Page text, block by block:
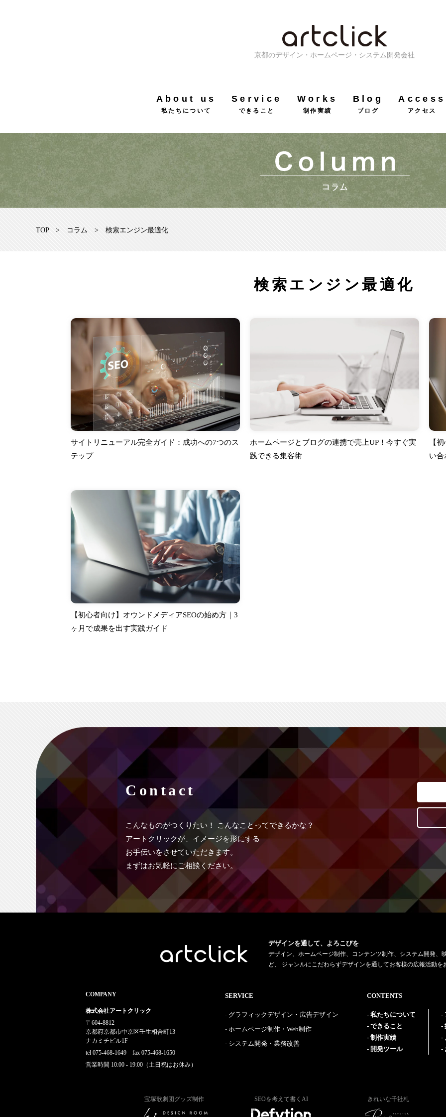
京都のデザイン・ホームページ・システム開発会社
About us
私たちについて
Service
できること
Works
制作実績
Blog
ブログ
Access
アクセス
TOP > コラム > 検索エンジン最適化
検索エンジン最適化
サイトリニューアル完全ガイド：成功への7つのス
テップ
ホームページとブログの連携で売上UP！今すぐ実
践できる集客術
【
い合
【初心者向け】オウンドメディアSEOの始め方｜3
ヶ月で成果を出す実践ガイド
Contact
こんなものがつくりたい！
こんなことってできるかな？
アートクリックが、イメージを形にする
お手伝いをさせていただきます。
まずはお気軽にご相談ください。
デザインを通して、よろこびを
デザイン、ホームページ制作、コンテンツ制作、システム開発、
ど、 ジャンルにこだわらずデザインを通してお客様の広報活動を
COMPANY
株式会社アートクリック
〒604-8812
京都府京都市中京区壬生相合町13
ナカミチビル1F
tel 075-468-1649 fax 075-468-1650
営業時間 10:00 - 19:00（土日祝はお休み）
SERVICE
グラフィックデザイン・広告デザイン
ホームページ制作・Web制作
システム開発・業務改善
CONTENTS
私たちについて
できること
制作実績
開発ツール
宝塚歌劇団グッズ制作 SEOを考えて書くAI きれいな千社札